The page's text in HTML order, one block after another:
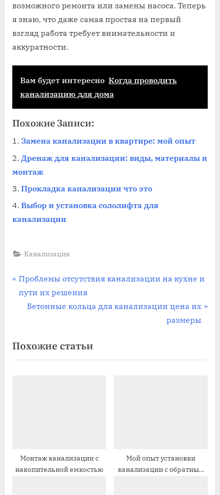
возможного ремонта или замены насоса. Теперь
я знаю, что даже самая простая на первый
взгляд работа требует внимательности и
аккуратности.
Вам будет интересно Когда проводить
канализацию для дома
Похожие Записи:
Замена канализации в квартире: мой опыт
Дренаж для канализации: виды, материалы и
монтаж
Прокладка канализации что это
Выбор и установка сололифта для
канализации
Канализация
Навигация
по
П
р
д
у
и
с
Проблемы отсутствия канализации на кухне и
пути их решения
С
д
у
п
и
Бетонные кольца для канализации цена их
размеры
Похожие статьи
Монтаж канализации с
накопительной емкостью
Мой опыт установки
канализации с обратным